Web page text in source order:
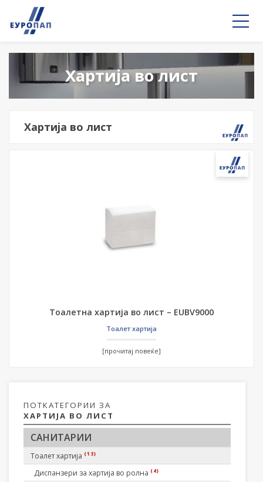
Хартија во лист
ПОТКАТЕГОРИИ ЗА
ХАРТИЈА ВО ЛИСТ
САНИТАРИИ
Тоалет хартија (13)
Диспанзери за хартија во ролна (4)
Хартија во лист
Тоалетна хартија во лист – EUBV9000
Тоалет хартија
[прочитај повеќе]